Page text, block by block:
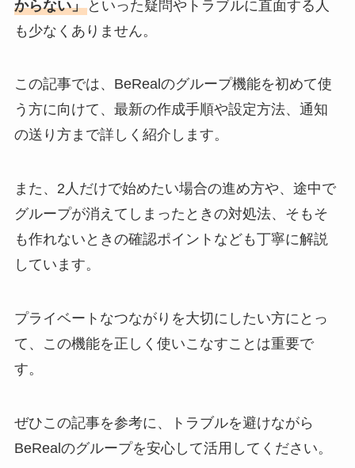
からない」といった疑問やトラブルに直面する人
も少なくありません。
この記事では、BeRealのグループ機能を初めて使
う方に向けて、最新の作成手順や設定方法、通知
の送り方まで詳しく紹介します。
また、2人だけで始めたい場合の進め方や、途中で
グループが消えてしまったときの対処法、そもそ
も作れないときの確認ポイントなども丁寧に解説
しています。
プライベートなつながりを大切にしたい方にとっ
て、この機能を正しく使いこなすことは重要で
す。
ぜひこの記事を参考に、トラブルを避けながら
BeRealのグループを安心して活用してください。